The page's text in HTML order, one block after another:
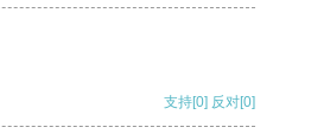
支持[0] 反对[0]